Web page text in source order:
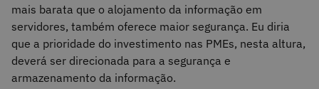
mais barata que o alojamento da informação em
servidores, também oferece maior segurança. Eu diria
que a prioridade do investimento nas PMEs, nesta altura,
deverá ser direcionada para a segurança e
armazenamento da informação.